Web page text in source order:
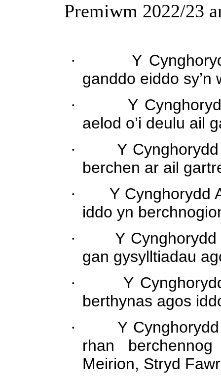
Premiwm 2022/23
·
Y
ganddo eiddo
·
Y
aelod o’i deulu ail
·
Y
berchen ar ail
·
Y Cynghorydd
iddo yn
·
Y
gan gysylltiadau
·
Y
berthynas agos
·
Y
rhan
Meirion, Stryd